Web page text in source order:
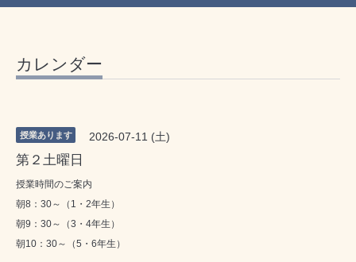
カレンダー
授業あります 2026-07-11 (土)
第２土曜日
授業時間のご案内
朝8：30～（1・2年生）
朝9：30～（3・4年生）
朝10：30～（5・6年生）